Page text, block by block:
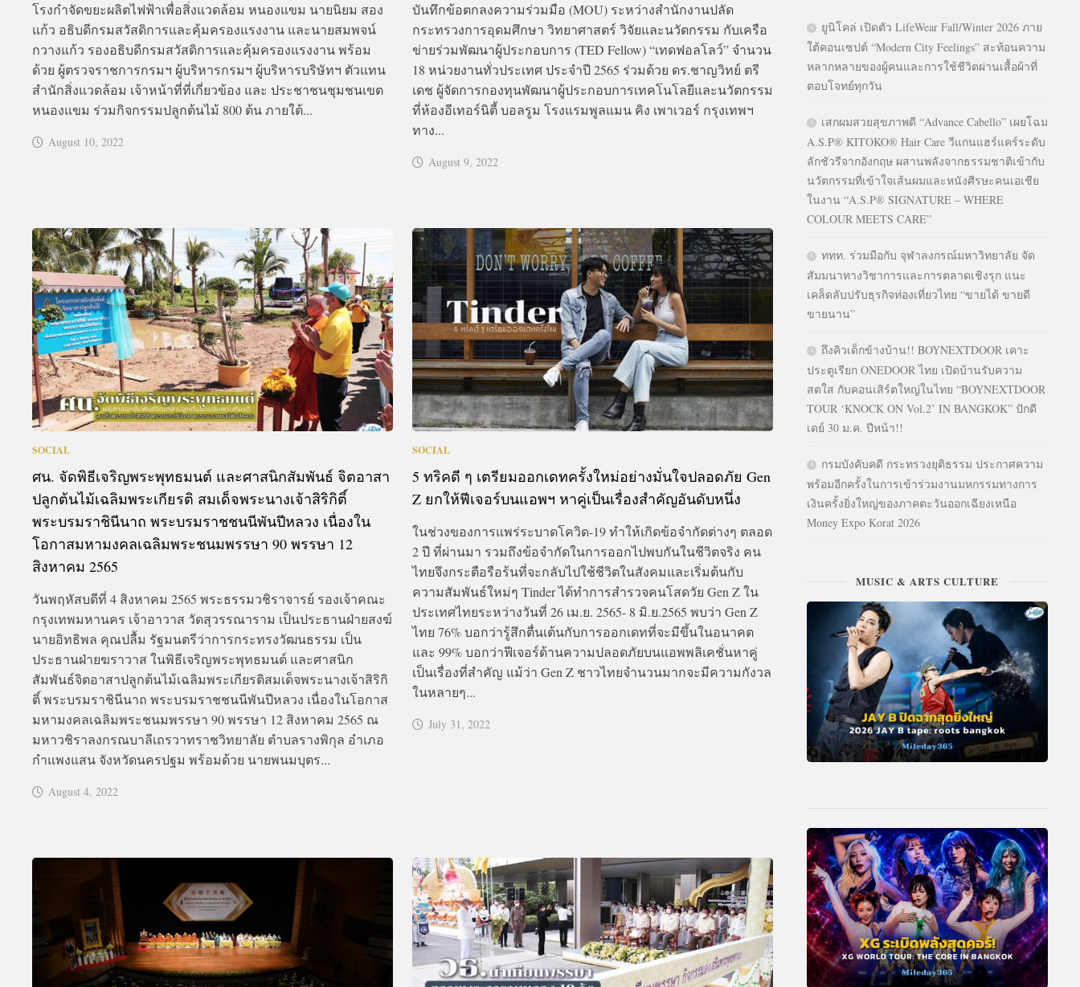
โรงกำจัดขยะผลิตไฟฟ้าเพื่อสิ่งแวดล้อม หนองแขม นายนิยม สอง
แก้ว อธิบดีกรมสวัสดิการและคุ้มครองแรงงาน และนายสมพจน์
กวางแก้ว รองอธิบดีกรมสวัสดิการและคุ้มครองแรงงาน พร้อม
ด้วย ผู้ตรวจราชการกรมฯ ผู้บริหารกรมฯ ผู้บริหารบริษัทฯ ตัวแทน
สำนักสิ่งแวดล้อม เจ้าหน้าที่ที่เกี่ยวข้อง และ ประชาชนชุมชนเขต
หนองแขม ร่วมกิจกรรมปลูกต้นไม้ 800 ต้น ภายใต้...
August 10, 2022
บันทึกข้อตกลงความร่วมมือ (MOU) ระหว่างสำนักงานปลัด
กระทรวงการอุดมศึกษา วิทยาศาสตร์ วิจัยและนวัตกรรม กับเครือ
ข่ายร่วมพัฒนาผู้ประกอบการ (TED Fellow) “เทดฟอลโลว์” จำนวน
18 หน่วยงานทั่วประเทศ ประจำปี 2565 ร่วมด้วย ดร.ชาญวิทย์ ตรี
เดช ผู้จัดการกองทุนพัฒนาผู้ประกอบการเทคโนโลยีและนวัตกรรม
ที่ห้องอีเทอร์นิตี้ บอลรูม โรงแรมพูลแมน คิง เพาเวอร์ กรุงเทพฯ
ทาง...
August 9, 2022
SOCIAL
ศน. จัดพิธีเจริญพระพุทธมนต์ และศาสนิกสัมพันธ์ จิตอาสา
ปลูกต้นไม้เฉลิมพระเกียรติ สมเด็จพระนางเจ้าสิริกิติ์
พระบรมราชินีนาถ พระบรมราชชนนีพันปีหลวง เนื่องใน
โอกาสมหามงคลเฉลิมพระชนมพรรษา 90 พรรษา 12
สิงหาคม 2565
วันพฤหัสบดีที่ 4 สิงหาคม 2565 พระธรรมวชิราจารย์ รองเจ้าคณะ
กรุงเทพมหานคร เจ้าอาวาส วัดสุวรรณาราม เป็นประธานฝ่ายสงฆ์
นายอิทธิพล คุณปลื้ม รัฐมนตรีว่าการกระทรงวัฒนธรรม เป็น
ประธานฝ่ายฆราวาส ในพิธีเจริญพระพุทธมนต์ และศาสนิก
สัมพันธ์จิตอาสาปลูกต้นไม้เฉลิมพระเกียรติสมเด็จพระนางเจ้าสิริกิ
ติ์ พระบรมราชินีนาถ พระบรมราชชนนีพันปีหลวง เนื่องในโอกาส
มหามงคลเฉลิมพระชนมพรรษา 90 พรรษา 12 สิงหาคม 2565 ณ
มหาวชิราลงกรณบาลีเถรวาทราชวิทยาลัย ตำบลรางพิกุล อำเภอ
กำแพงแสน จังหวัดนครปฐม พร้อมด้วย นายพนมบุตร...
August 4, 2022
SOCIAL
5 ทริคดี ๆ เตรียมออกเดทครั้งใหม่อย่างมั่นใจปลอดภัย Gen
Z ยกให้ฟีเจอร์บนแอพฯ หาคู่เป็นเรื่องสำคัญอันดับหนึ่ง
ในช่วงของการแพร่ระบาดโควิด-19 ทำให้เกิดข้อจำกัดต่างๆ ตลอด
2 ปี ที่ผ่านมา รวมถึงข้อจำกัดในการออกไปพบกันในชีวิตจริง คน
ไทยจึงกระตือรือร้นที่จะกลับไปใช้ชีวิตในสังคมและเริ่มต้นกับ
ความสัมพันธ์ใหม่ๆ Tinder ได้ทำการสำรวจคนโสดวัย Gen Z ใน
ประเทศไทยระหว่างวันที่ 26 เม.ย. 2565- 8 มิ.ย.2565 พบว่า Gen Z
ไทย 76% บอกว่ารู้สึกตื่นเต้นกับการออกเดทที่จะมีขึ้นในอนาคต
และ 99% บอกว่าฟีเจอร์ด้านความปลอดภัยบนแอพพลิเคชั่นหาคู่
เป็นเรื่องที่สำคัญ แม้ว่า Gen Z ชาวไทยจำนวนมากจะมีความกังวล
ในหลายๆ...
July 31, 2022
ยูนิโคล่ เปิดตัว LifeWear Fall/Winter 2026 ภาย
ใต้คอนเซปต์ “Modern City Feelings” สะท้อนความ
หลากหลายของผู้คนและการใช้ชีวิตผ่านเสื้อผ้าที่
ตอบโจทย์ทุกวัน
เสกผมสวยสุขภาพดี “Advance Cabello” เผยโฉม
A.S.P® KITOKO® Hair Care วีแกนแฮร์แคร์ระดับ
ลักชัวรีจากอังกฤษ ผสานพลังจากธรรมชาติเข้ากับ
นวัตกรรมที่เข้าใจเส้นผมและหนังศีรษะคนเอเชีย
ในงาน “A.S.P® SIGNATURE – WHERE
COLOUR MEETS CARE”
ททท. ร่วมมือกับ จุฬาลงกรณ์มหาวิทยาลัย จัด
สัมมนาทางวิชาการและการตลาดเชิงรุก แนะ
เคล็ดลับปรับธุรกิจท่องเที่ยวไทย “ขายได้ ขายดี
ขายนาน”
ถึงคิวเด็กข้างบ้าน!! BOYNEXTDOOR เคาะ
ประตูเรียก ONEDOOR ไทย เปิดบ้านรับความ
สดใส กับคอนเสิร์ตใหญ่ในไทย “BOYNEXTDOOR
TOUR ‘KNOCK ON Vol.2’ IN BANGKOK” ปักดี
เดย์ 30 ม.ค. ปีหน้า!!
กรมบังคับคดี กระทรวงยุติธรรม ประกาศความ
พร้อมอีกครั้งในการเข้าร่วมงานมหกรรมทางการ
เงินครั้งยิ่งใหญ่ของภาคตะวันออกเฉียงเหนือ
Money Expo Korat 2026
MUSIC & ARTS CULTURE